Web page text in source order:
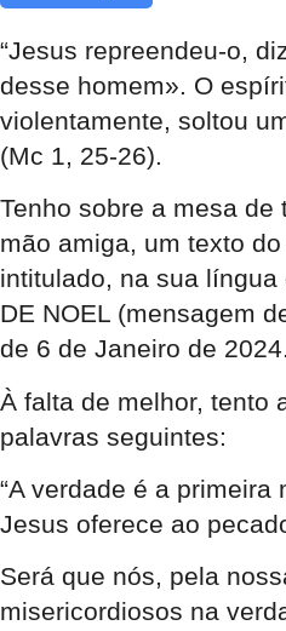
“Jesus repreendeu-o,
desse homem». O
violentamente, soltou
(Mc 1, 25-26).
Tenho sobre a mesa de
mão amiga, um texto
intitulado, na sua língua
DE NOEL (mensagem
de 6 de Janeiro de 2024.
À falta de melhor, tento
palavras seguintes:
“A verdade é a primeira
Jesus oferece ao
Será que nós, pela
misericordiosos na